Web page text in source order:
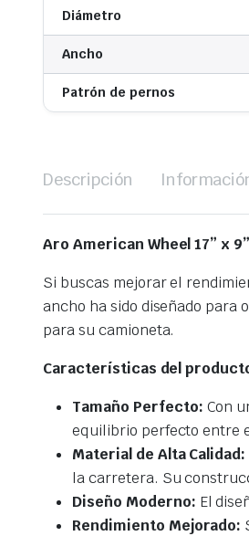
Diámetro
Ancho
Patrón de pernos
Descripción
Aro American Wheel 17” x
Si buscas mejorar el
ancho ha sido diseñado
para su camioneta.
Características del
Tamaño Perfecto: Con
equilibrio perfecto entre
Material de Alta Calidad:
la carretera. Su
Diseño Moderno: El
Rendimiento Mejorado: